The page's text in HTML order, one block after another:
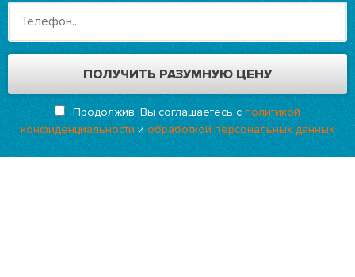
Продолжив, Вы соглашаетесь с политикой
конфиденциальности и обработкой персональных данных